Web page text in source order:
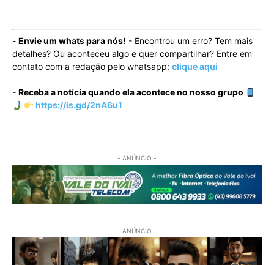
- Envie um whats para nós! - Encontrou um erro? Tem mais
detalhes? Ou aconteceu algo e quer compartilhar? Entre em
contato com a redação pelo whatsapp: clique aqui
- Receba a notícia quando ela acontece no nosso grupo
https://is.gd/2nA6u1
- ANÚNCIO -
- ANÚNCIO -